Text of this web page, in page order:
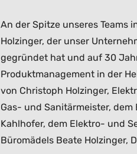
An der Spitze unseres Teams
Holzinger, der unser
gegründet hat und auf 30
Produktmanagement in der
von Christoph Holzinger,
Gas- und Sanitärmeister,
Kahlhofer, dem Elektro- und
Büromädels Beate Holzinger,